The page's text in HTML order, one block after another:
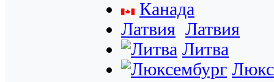
Канада
Латвия Латвия
Литва